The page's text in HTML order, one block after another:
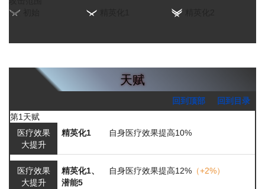
天赋
回到顶部
回到目录
第1天赋
医疗效果
大提升
精英化1 自身医疗效果提高10%
医疗效果
大提升
精英化1、
潜能5
自身医疗效果提高12% （+2%）